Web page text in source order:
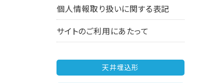
個人情報取り扱いに関する表記
サイトのご利用にあたって
天井埋込形